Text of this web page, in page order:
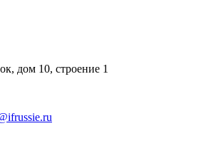
дом 10, строение 1